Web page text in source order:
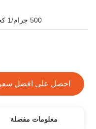
500 جرام/1 كجم/25 كجم للعينة، 1 طن للطلب الرسمي
احصل على افضل سعر
معلومات مفصلة